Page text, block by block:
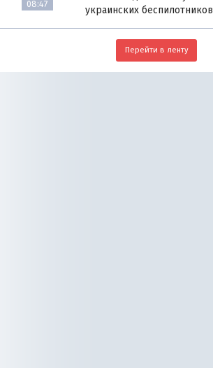
08:47
украинских беспилотников
Перейти в ленту